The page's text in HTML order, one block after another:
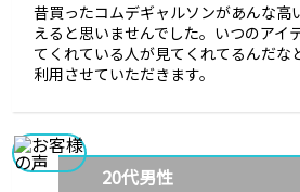
昔買ったコムデギャルソンがあんな高
えると思いませんでした。いつのアイ
てくれている人が見てくれてるんだな
利用させていただきます。
20代男性